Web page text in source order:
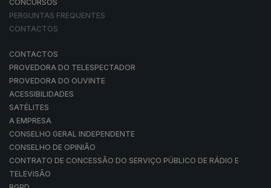
CONCURSOS
PERGUNTAS FREQUENTES
CONTACTOS
CONTACTOS
PROVEDORA DO TELESPECTADOR
PROVEDORA DO OUVINTE
ACESSIBILIDADES
SATÉLITES
A EMPRESA
CONSELHO GERAL INDEPENDENTE
CONSELHO DE OPINIÃO
CONTRATO DE CONCESSÃO DO SERVIÇO PÚBLICO DE RÁDIO E
TELEVISÃO